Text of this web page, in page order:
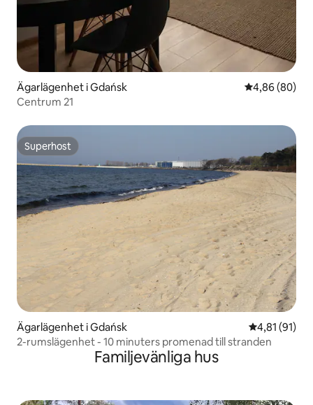
Ägarlägenhet i Gdańsk 4,86 av 5 i
4,86 (80)
Centrum 21
Superhost
Superhost
Ägarlägenhet i Gdańsk 4,81 av 5 i
4,81 (91)
2-rumslägenhet - 10 minuters promenad till stranden
Familjevänliga hus